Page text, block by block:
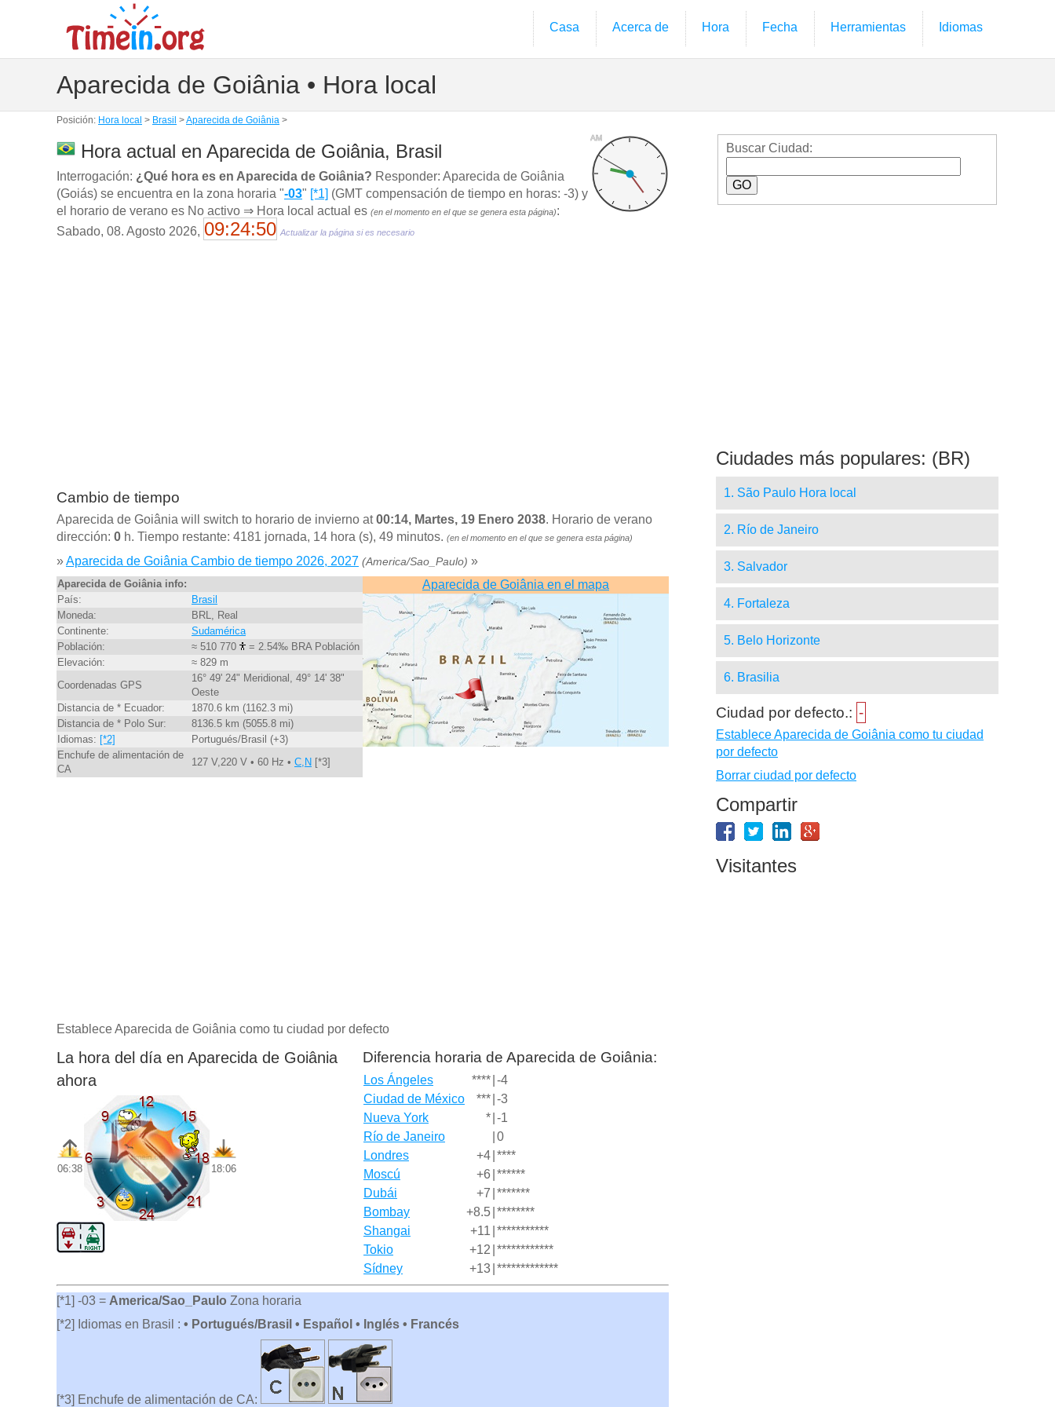
Casa Acerca de Hora Fecha Herramientas Idiomas
Aparecida de Goiânia • Hora local
Posición: Hora local > Brasil >Aparecida de Goiânia >
AM
Hora actual en Aparecida de Goiânia, Brasil
Interrogación: ¿Qué hora es en Aparecida de Goiânia? Responder: Aparecida de Goiânia
(Goiás) se encuentra en la zona horaria "-03" [*1] (GMT compensación de tiempo en horas: -3) y
el horario de verano es No activo ⇒ Hora local actual es (en el momento en el que se genera esta página):
Sabado, 08. Agosto 2026, 09:24:51 Actualizar la página si es necesario
Cambio de tiempo
Aparecida de Goiânia will switch to horario de invierno at00:14, Martes, 19 Enero 2038. Horario de verano
dirección: 0 h. Tiempo restante: 4181 jornada, 14 hora (s), 49 minutos. (en el momento en el que se genera esta página)
»Aparecida de Goiânia Cambio de tiempo 2026, 2027 (America/Sao_Paulo) »
Aparecida de Goiânia info:
País:
Brasil
Moneda:
BRL, Real
Continente:
Sudamérica
Población:
≈ 510 770
= 2.54‰ BRA Población
Elevación:
≈ 829 m
Coordenadas GPS
16° 49' 24" Meridional, 49° 14' 38"
Oeste
Distancia de * Ecuador:
1870.6 km (1162.3 mi)
Distancia de * Polo Sur:
8136.5 km (5055.8 mi)
Idiomas: [*2]
Portugués/Brasil (+3)
Enchufe de alimentación de
CA
127 V,220 V • 60 Hz • C,N [*3]
Aparecida de Goiânia en el mapa
Establece Aparecida de Goiânia como tu ciudad por defecto
La hora del día en Aparecida de Goiânia
ahora
06:38 18:06
Diferencia horaria de Aparecida de Goiânia:
Los Ángeles **** -4
Ciudad de México
*** -3
Nueva York
* -1
Río de Janeiro
0
Londres
+4 ****
Moscú
+6 ******
Dubái
+7 *******
Bombay
+8.5 ********
Shangai
+11 ***********
Tokio
+12 ************
Sídney
+13 *************
[*1] -03 = America/Sao_Paulo Zona horaria
[*2] Idiomas en Brasil : • Portugués/Brasil • Español • Inglés • Francés
[*3] Enchufe de alimentación de CA:
Buscar Ciudad:
Ciudades más populares: (BR)
1. São Paulo Hora local
2. Río de Janeiro
3. Salvador
4. Fortaleza
5. Belo Horizonte
6. Brasilia
Ciudad por defecto.: -
Establece Aparecida de Goiânia como tu ciudad
por defecto
Borrar ciudad por defecto
Compartir
Visitantes